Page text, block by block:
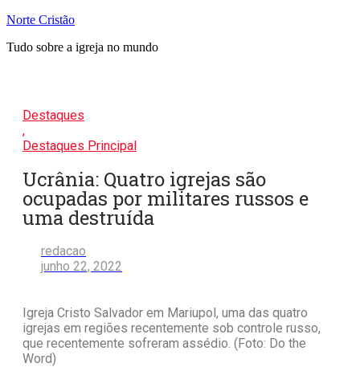
Pular
o
Norte Cristão
Tudo sobre a igreja no mundo
Destaques
,
Destaques Principal
Ucrânia: Quatro igrejas são
ocupadas por militares russos e
uma destruída
redacao
junho 22, 2022
Igreja Cristo Salvador em Mariupol, uma das quatro
igrejas em regiões recentemente sob controle russo,
que recentemente sofreram assédio. (Foto: Do the
Word)